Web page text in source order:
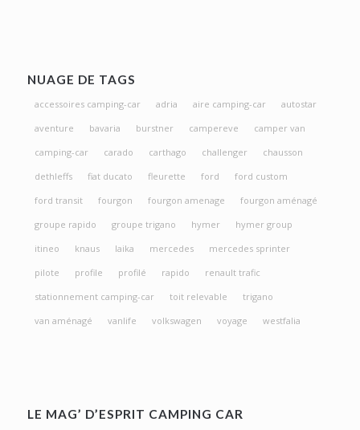
NUAGE DE TAGS
accessoires camping-car adria aire camping-car
autostar
aventure
bavaria burstner campereve
camper van
camping-car
carado carthago challenger
chausson
dethleffs
fiat ducato fleurette ford
ford custom
ford transit
fourgon fourgon amenage
fourgon aménagé
groupe rapido
groupe trigano hymer
hymer group
itineo
knaus laika mercedes
mercedes sprinter
pilote
profile profilé rapido
renault trafic
stationnement camping-car
toit relevable
trigano
van aménagé
vanlife volkswagen voyage westfalia
LE MAG’ D’ESPRIT CAMPING CAR